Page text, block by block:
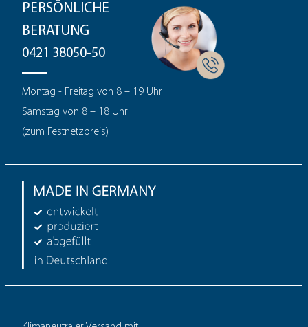
PERSÖNLICHE
BERATUNG
0421 38050-50
Montag - Freitag von 8 – 19 Uhr
Samstag von 8 – 18 Uhr
(zum Festnetzpreis)